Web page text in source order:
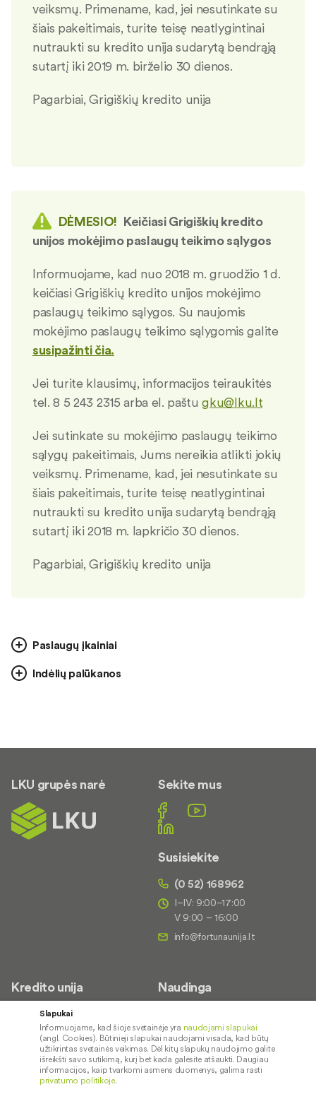
veiksmų. Primename, kad, jei nesutinkate su
šiais pakeitimais, turite teisę neatlygintinai
nutraukti su kredito unija sudarytą bendrąją
sutartį iki 2019 m. birželio 30 dienos.
Pagarbiai, Grigiškių kredito unija
DĖMESIO! Keičiasi Grigiškių kredito
unijos mokėjimo paslaugų teikimo sąlygos
Informuojame, kad nuo 2018 m. gruodžio 1 d.
keičiasi Grigiškių kredito unijos mokėjimo
paslaugų teikimo sąlygos. Su naujomis
mokėjimo paslaugų teikimo sąlygomis galite
susipažinti čia.
Jei turite klausimų, informacijos teiraukitės
tel. 8 5 243 2315 arba el. paštugku@lku.lt
Jei sutinkate su mokėjimo paslaugų teikimo
sąlygų pakeitimais, Jums nereikia atlikti jokių
veiksmų. Primename, kad, jei nesutinkate su
šiais pakeitimais, turite teisę neatlygintinai
nutraukti su kredito unija sudarytą bendrąją
sutartį iki 2018 m. lapkričio 30 dienos.
Pagarbiai, Grigiškių kredito unija
Paslaugų įkainiai
Indėlių palūkanos
LKU grupės narė Sekite mus
Susisiekite
(0 52) 168962
I–IV: 9:00–17:00
V 9:00 – 16:00
Kredito unija
Apie mus
Kontaktai
Karjera
Socialinė atsakomybė
Naudinga
Palūkanų normos
Paslaugų teikimo sąlygos ir
įkainiai
Slapukai
Informuojame, kad šioje svetainėje yra naudojami slapukai
(angl. Cookies). Būtinieji slapukai naudojami visada, kad būtų
užtikrintas svetainės veikimas. Dėl kitų slapukų naudojimo galite
išreikšti savo sutikimą, kurį bet kada galėsite atšaukti. Daugiau
informacijos, kaip tvarkomi asmens duomenys, galima rasti
privatumo politikoje.